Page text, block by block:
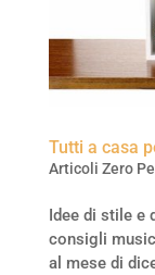
Tutti a casa
Articoli Zero
Idee di stile e
consigli
al mese di